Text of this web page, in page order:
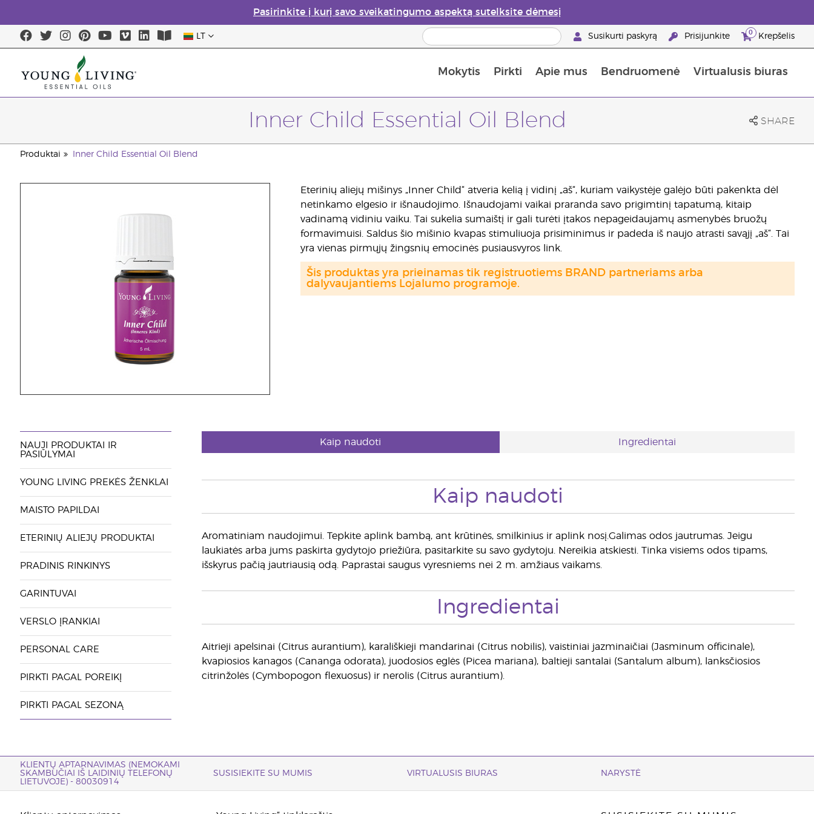
Pasirinkite į kurį savo sveikatingumo aspektą sutelksite dėmesį
LT Susikurti paskyrą Prisijunkite 0 Krepšelis
Mokytis Pirkti Apie mus Bendruomenė Virtualusis biuras
Inner Child Essential Oil Blend SHARE
Produktai Inner Child Essential Oil Blend
Eterinių aliejų mišinys „Inner Child“ atveria kelią į vidinį „aš“, kuriam vaikystėje galėjo būti pakenkta dėl
netinkamo elgesio ir išnaudojimo. Išnaudojami vaikai praranda savo prigimtinį tapatumą, kitaip
vadinamą vidiniu vaiku. Tai sukelia sumaištį ir gali turėti įtakos nepageidaujamų asmenybės bruožų
formavimuisi. Saldus šio mišinio kvapas stimuliuoja prisiminimus ir padeda iš naujo atrasti savąjį „aš“. Tai
yra vienas pirmųjų žingsnių emocinės pusiausvyros link.
Šis produktas yra prieinamas tik registruotiems BRAND partneriams arba
dalyvaujantiems Lojalumo programoje.
NAUJI PRODUKTAI IR
PASIŪLYMAI
YOUNG LIVING PREKĖS ŽENKLAI
MAISTO PAPILDAI
ETERINIŲ ALIEJŲ PRODUKTAI
PRADINIS RINKINYS
GARINTUVAI
VERSLO ĮRANKIAI
PERSONAL CARE
PIRKTI PAGAL POREIKĮ
PIRKTI PAGAL SEZONĄ
Kaip naudoti Ingredientai
Kaip naudoti
Aromatiniam naudojimui. Tepkite aplink bambą, ant krūtinės, smilkinius ir aplink nosį.Galimas odos jautrumas. Jeigu
laukiatės arba jums paskirta gydytojo priežiūra, pasitarkite su savo gydytoju. Nereikia atskiesti. Tinka visiems odos tipams,
išskyrus pačią jautriausią odą. Paprastai saugus vyresniems nei 2 m. amžiaus vaikams.
Ingredientai
Aitrieji apelsinai (Citrus aurantium), karališkieji mandarinai (Citrus nobilis), vaistiniai jazminaičiai (Jasminum officinale),
kvapiosios kanagos (Cananga odorata), juodosios eglės (Picea mariana), baltieji santalai (Santalum album), lanksčiosios
citrinžolės (Cymbopogon flexuosus) ir nerolis (Citrus aurantium).
KLIENTŲ APTARNAVIMAS (NEMOKAMI
SKAMBUČIAI IŠ LAIDINIŲ TELEFONŲ
LIETUVOJE) - 80030914
SUSISIEKITE SU MUMIS VIRTUALUSIS BIURAS NARYSTĖ